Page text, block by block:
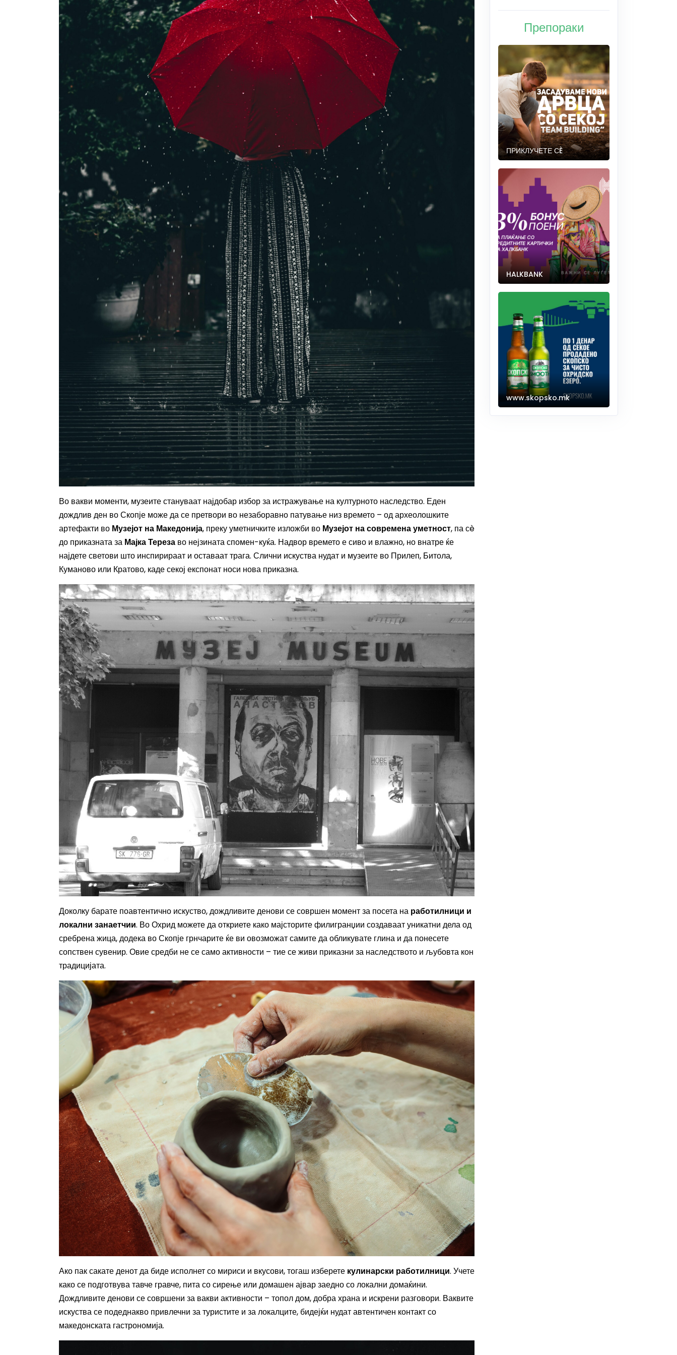
Во вакви моменти, музеите стануваат најдобар избор за истражување на културното наследство. Еден
дождлив ден во Скопје може да се претвори во незаборавно патување низ времето – од археолошките
артефакти во Музејот на Македонија, преку уметничките изложби во Музејот на современа уметност, па сè
до приказната за Мајка Тереза во нејзината спомен-куќа. Надвор времето е сиво и влажно, но внатре ќе
најдете светови што инспирираат и оставаат трага. Слични искуства нудат и музеите во Прилеп, Битола,
Куманово или Кратово, каде секој експонат носи нова приказна.
Доколку барате поавтентично искуство, дождливите денови се совршен момент за посета на работилници и
локални занаетчии. Во Охрид можете да откриете како мајсторите филигранџии создаваат уникатни дела од
сребрена жица, додека во Скопје грнчарите ќе ви овозможат самите да обликувате глина и да понесете
сопствен сувенир. Овие средби не се само активности – тие се живи приказни за наследството и љубовта кон
традицијата.
Ако пак сакате денот да биде исполнет со мириси и вкусови, тогаш изберете кулинарски работилници. Учете
како се подготвува тавче гравче, пита со сирење или домашен ајвар заедно со локални домаќини.
Дождливите денови се совршени за вакви активности – топол дом, добра храна и искрени разговори. Ваквите
искуства се подеднакво привлечни за туристите и за локалците, бидејќи нудат автентичен контакт со
македонската гастрономија.
Препораки
ПРИКЛУЧЕТЕ СÈ
HALKBANK
www.skopsko.mk